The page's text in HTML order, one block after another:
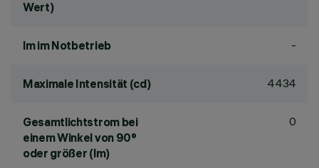
Wert)
lm im Notbetrieb -
Maximale Intensität (cd) 4434
Gesamtlichtstrom bei
einem Winkel von 90°
oder größer (lm)
0